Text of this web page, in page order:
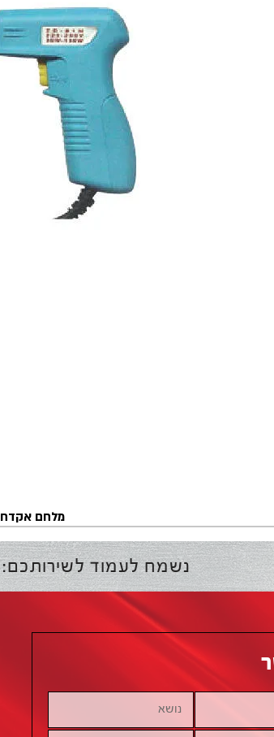
מלחם אקדח 25-130W GPT
נשמח לעמוד לשירותכם: